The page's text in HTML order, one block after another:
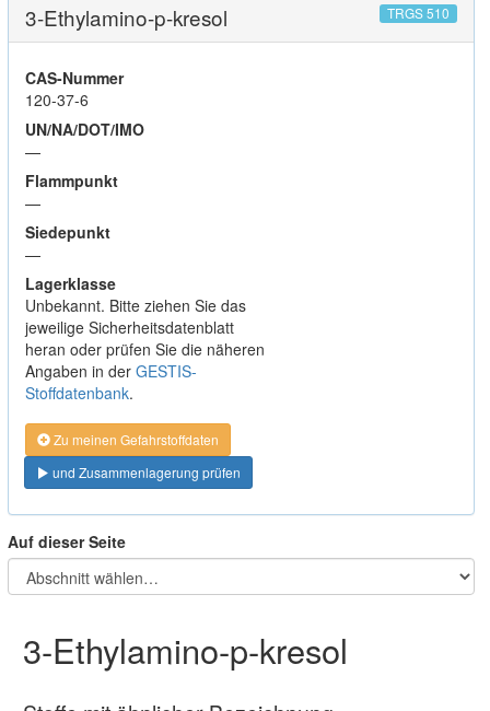
3-Ethylamino-p-kresol TRGS 510
CAS-Nummer
120-37-6
UN/NA/DOT/IMO
—
Flammpunkt
—
Siedepunkt
—
Lagerklasse
Unbekannt. Bitte ziehen Sie das
jeweilige Sicherheitsdatenblatt
heran oder prüfen Sie die näheren
Angaben in der GESTIS-
Stoffdatenbank.
Zu meinen Gefahrstoffdaten
und Zusammenlagerung prüfen
Auf dieser Seite
3-Ethylamino-p-kresol